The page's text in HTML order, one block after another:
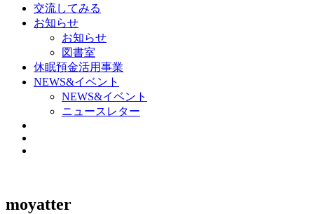
交流してみる
お知らせ
お知らせ
図書室
休眠預金活用事業
NEWS&イベント
NEWS&イベント
ニュースレター
moyatter